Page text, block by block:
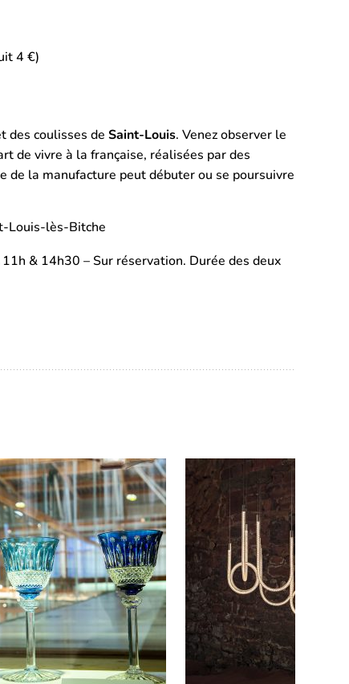
4 €)
des coulisses deSaint-Louis. Venez observer le
de vivre à la française, réalisées par des
la manufacture peut débuter ou se poursuivre
Louis-lès-Bitche
& 14h30 – Sur réservation. Durée des deux